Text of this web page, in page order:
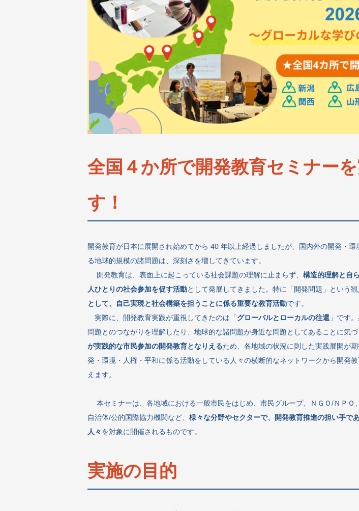
全国４か所で開発教育セミナー
す！
開発教育が日本に展開され始めてから 40 年以上経過しましたが、国内外の開発・環
る地球的規模の諸問題は、深刻さを増してきています。
開発教育は、表面上に起こっている社会課題の理解に止まらず、 構造的理解と自
人ひとりの社会参加を促す活動として発展してきました。特に「開発問題」という観
として、自己実現と社会構築を担うことに係る重要な教育活動です。
実際に、開発教育実践が重視してきたのは「グローバルとローカルの往還 」です
問題とのつながりを理解したり、地球的な諸問題が身近な問題としてあることに気づ
が実践的な市民参加の開発教育となりえるため、各地域の状況に則した実践展開が
発・環境・人権・平和に係る活動をしている人々の横断的なネットワークから開発
えます。
本セミナーは、各地域における一般市民をはじめ、市民グループ、ＮＧＯ/ＮＰＯ
自治体/公的国際協力機関など、 様々な分野やセクターで、開発教育推進の担い手で
人々を対象に開催されるものです。
実施の目的